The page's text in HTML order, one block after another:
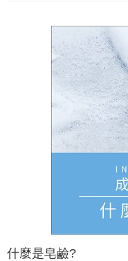
什麼是皂鹼?